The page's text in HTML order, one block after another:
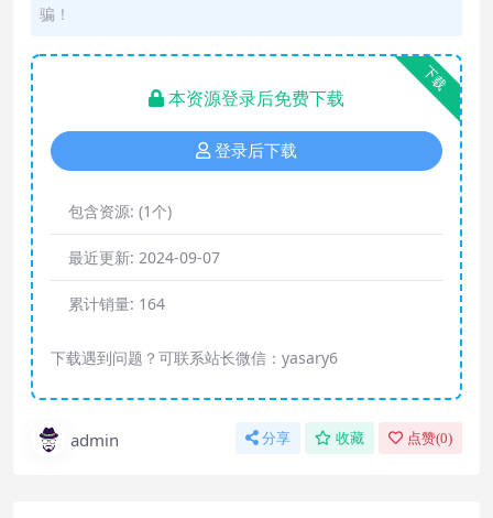
骗！
下载
本资源登录后免费下载
登录后下载
包含资源: (1个)
最近更新: 2024-09-07
累计销量: 164
下载遇到问题？可联系站长微信：yasary6
admin 分享 收藏 点赞(0)